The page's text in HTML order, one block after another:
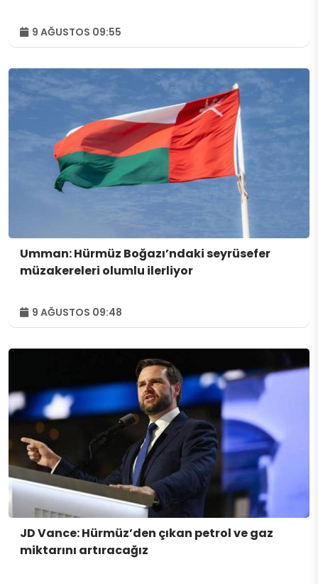
9 AĞUSTOS 09:55
Umman: Hürmüz Boğazı’ndaki seyrüsefer
müzakereleri olumlu ilerliyor
9 AĞUSTOS 09:48
JD Vance: Hürmüz’den çıkan petrol ve gaz
miktarını artıracağız